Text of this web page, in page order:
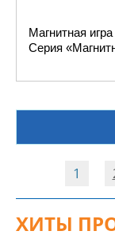
Магнитная
Серия
1
ХИТЫ